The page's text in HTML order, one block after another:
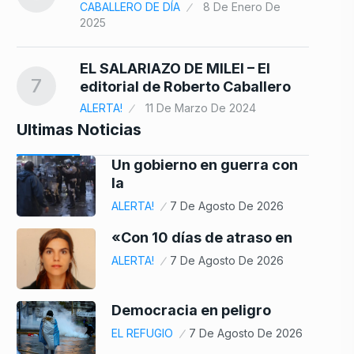
CABALLERO DE DÍA
8 De Enero De
2025
7
EL SALARIAZO DE MILEI – El
editorial de Roberto Caballero
ALERTA! 11 De Marzo De 2024
Ultimas Noticias
Un gobierno en guerra con
la
ALERTA! 7 De Agosto De 2026
«Con 10 días de atraso en
ALERTA! 7 De Agosto De 2026
Democracia en peligro
EL REFUGIO 7 De Agosto De 2026